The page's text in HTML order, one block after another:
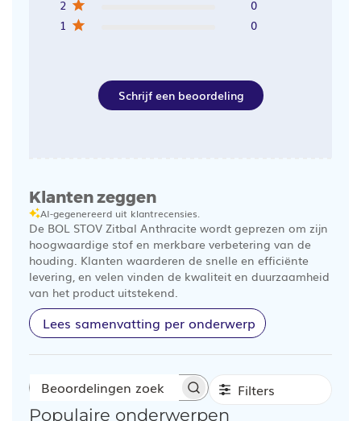
2
0
1
0
Schrijf een beoordeling
Klanten zeggen
AI-gegenereerd uit klantrecensies.
De BOL STOV Zitbal Anthracite wordt geprezen om zijn
hoogwaardige stof en merkbare verbetering van de
houding. Klanten waarderen de snelle en efficiënte
levering, en velen vinden de kwaliteit en duurzaamheid
van het product uitstekend.
Lees samenvatting per onderwerp
Beoordelingen
zoeken
Filters
Populaire onderwerpen